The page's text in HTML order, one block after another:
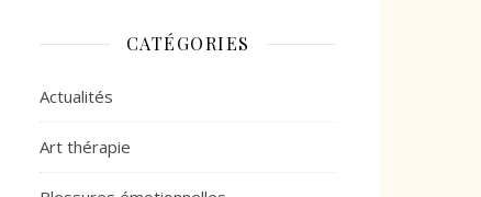
CATÉGORIES
Actualités
Art thérapie